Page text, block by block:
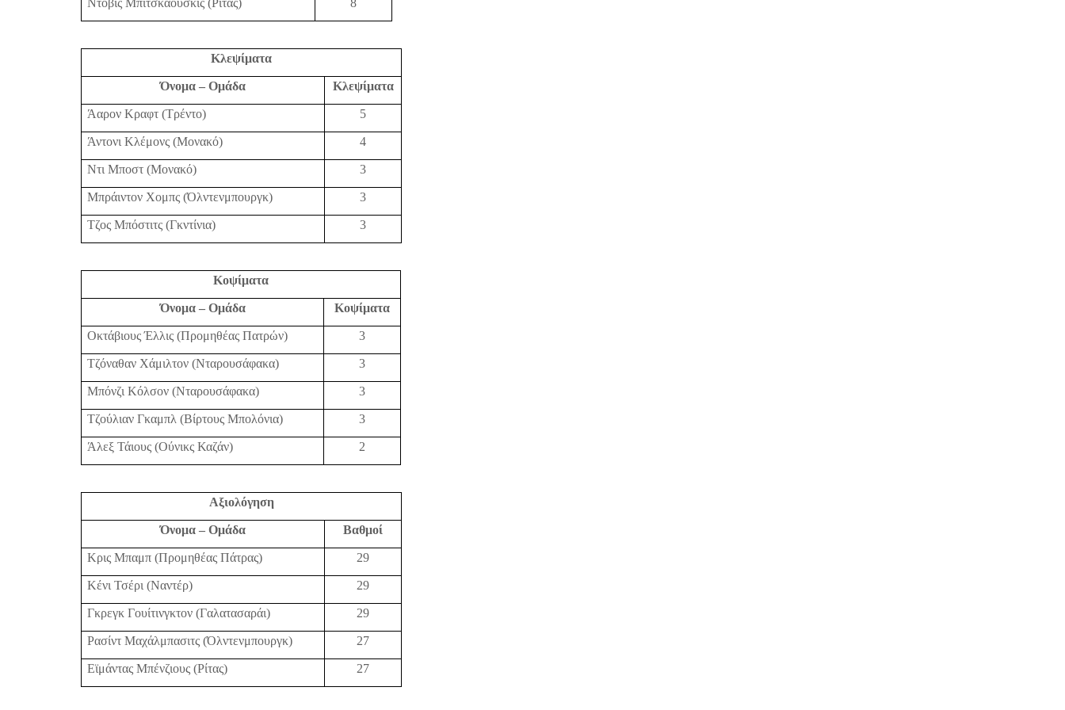
Ντόβις Μπιτσκάουσκις (Ρίτας) 8
Κλεψίματα
Όνομα – Ομάδα Κλεψίματα
Άαρον Κραφτ (Τρέντο) 5
Άντονι Κλέμονς (Μονακό) 4
Ντι Μποστ (Μονακό) 3
Μπράιντον Χομπς (Όλντενμπουργκ) 3
Τζος Μπόστιτς (Γκντίνια) 3
Κοψίματα
Όνομα – Ομάδα Κοψίματα
Οκτάβιους Έλλις (Προμηθέας Πατρών) 3
Τζόναθαν Χάμιλτον (Νταρουσάφακα) 3
Μπόνζι Κόλσον (Νταρουσάφακα) 3
Τζούλιαν Γκαμπλ (Βίρτους Μπολόνια) 3
Άλεξ Τάιους (Ούνικς Καζάν) 2
Αξιολόγηση
Όνομα – Ομάδα Βαθμοί
Κρις Μπαμπ (Προμηθέας Πάτρας) 29
Κένι Τσέρι (Ναντέρ) 29
Γκρεγκ Γουίτινγκτον (Γαλατασαράι) 29
Ρασίντ Μαχάλμπασιτς (Όλντενμπουργκ) 27
Εϊμάντας Μπένζιους (Ρίτας) 27